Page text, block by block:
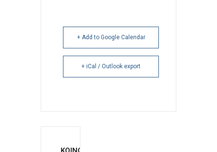
+ Add to Google Calendar
+ iCal / Outlook export